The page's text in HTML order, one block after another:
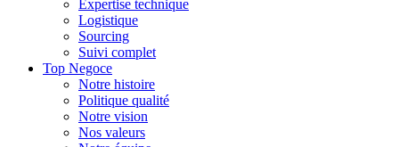
Expertise technique
Logistique
Sourcing
Suivi complet
Top Negoce
Notre histoire
Politique qualité
Notre vision
Nos valeurs